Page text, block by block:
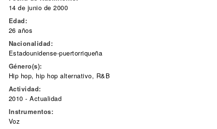
14 de junio de 2000
Edad:
26 años
Nacionalidad:
Estadounidense-puertorriqueña
Género(s):
Hip hop, hip hop alternativo, R&B
Actividad:
2010 - Actualidad
Instrumentos:
Voz